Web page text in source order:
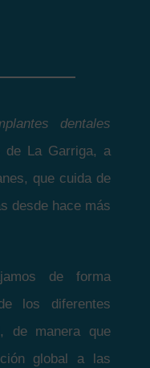
dentales
de La Garriga, a
que cuida de
desde hace más
de forma
los diferentes
de manera que
global a las